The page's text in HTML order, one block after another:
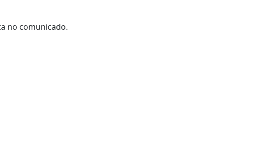
no comunicado.